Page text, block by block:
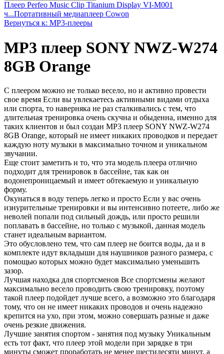
Плеер Perfeo Music Clip Titanium Display VI-M001
ч...Портативный медиаплеер Cowon
Вернуться к: МР3-плееры
MP3 плеер SONY NWZ-W274
8GB Orange
С плеером можно не только весело, но и активно провести
свое время Если вы увлекаетесь активными видами отдыха
или спорта, то наверняка не раз сталкивались с тем, что
длительная тренировка очень скучна и обыденна, именно для
таких клиентов и был создан MP3 плеер SONY NWZ-W274
8GB Orange, который не имеет никаких проводков и передает
каждую ноту музыки в максимально точном и уникальном
звучании.
Еще стоит заметить и то, что эта модель плеера отлично
подходит для тренировок в бассейне, так как он
водонепроницаемый и имеет обтекаемую и уникальную
форму.
Окунаться в воду теперь легко и просто Если у вас очень
изнурительные тренировки и вы интенсивно потеете, либо же
неволей попали под сильный дождь, или просто решили
поплавать в бассейне, но только с музыкой, данная модель
станет идеальным вариантом.
Это обусловлено тем, что сам плеер не боится воды, да и в
комплекте идут вкладыши для наушников разного размера, с
помощью которых можно будет максимально уменьшить
зазор.
Лучшая находка для спортсменов Все спортсмены желают
максимально весело проводить свою тренировку, поэтому
такой плеер подойдет лучше всего, а возможно это благодаря
тому, что он не имеет никаких проводов и очень надежно
крепится на ухо, при этом, можно совершать разные и даже
очень резкие движения.
Лучшие занятия спортом - занятия под музыку Уникальным
есть тот факт, что плеер этой модели при зарядке в три
минуты сможет проработать не менее шестидесяти минут, а